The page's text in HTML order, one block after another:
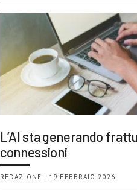
L’AI sta generando
connessioni
REDAZIONE | 19 FEBBRAIO 2026